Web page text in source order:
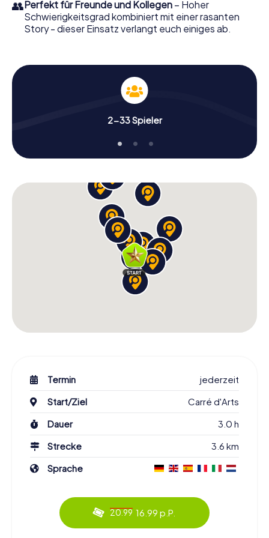
👥Perfekt für Freunde und Kollegen – Hoher
Schwierigkeitsgrad kombiniert mit einer rasanten
Story - dieser Einsatz verlangt euch einiges ab.
2-33 Spieler
Termin
jederzeit
Start/Ziel
Carré d'Arts
Dauer
3.0 h
Strecke
3.6 km
Sprache
20.99 16.99 p.P.